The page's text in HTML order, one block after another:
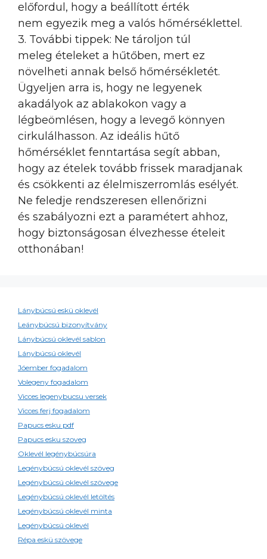
előfordul, hogy a beállított érték
nem egyezik meg a valós hőmérséklettel.
3. További tippek: Ne tároljon túl
meleg ételeket a hűtőben, mert ez
növelheti annak belső hőmérsékletét.
Ügyeljen arra is, hogy ne legyenek
akadályok az ablakokon vagy a
légbeömlésen, hogy a levegő könnyen
cirkulálhasson. Az ideális hűtő
hőmérséklet fenntartása segít abban,
hogy az ételek tovább frissek maradjanak
és csökkenti az élelmiszerromlás esélyét.
Ne feledje rendszeresen ellenőrizni
és szabályozni ezt a paramétert ahhoz,
hogy biztonságosan élvezhesse ételeit
otthonában!
Lánybúcsú eskü oklevél
Leánybúcsú bizonyítvány
Lánybúcsú oklevél sablon
Lánybúcsú oklevél
Jóember fogadalom
Volegeny fogadalom
Vicces legenybucsu versek
Vicces ferj fogadalom
Papucs esku pdf
Papucs esku szoveg
Oklevél legénybúcsúra
Legénybúcsú oklevél szöveg
Legénybúcsú oklevél szövege
Legénybúcsú oklevél letöltés
Legénybúcsú oklevél minta
Legénybúcsú oklevél
Répa eskü szövege